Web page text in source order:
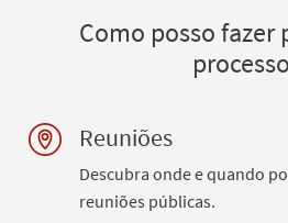
Como posso fazer
Reuniões
Descubra onde e quando
reuniões públicas.